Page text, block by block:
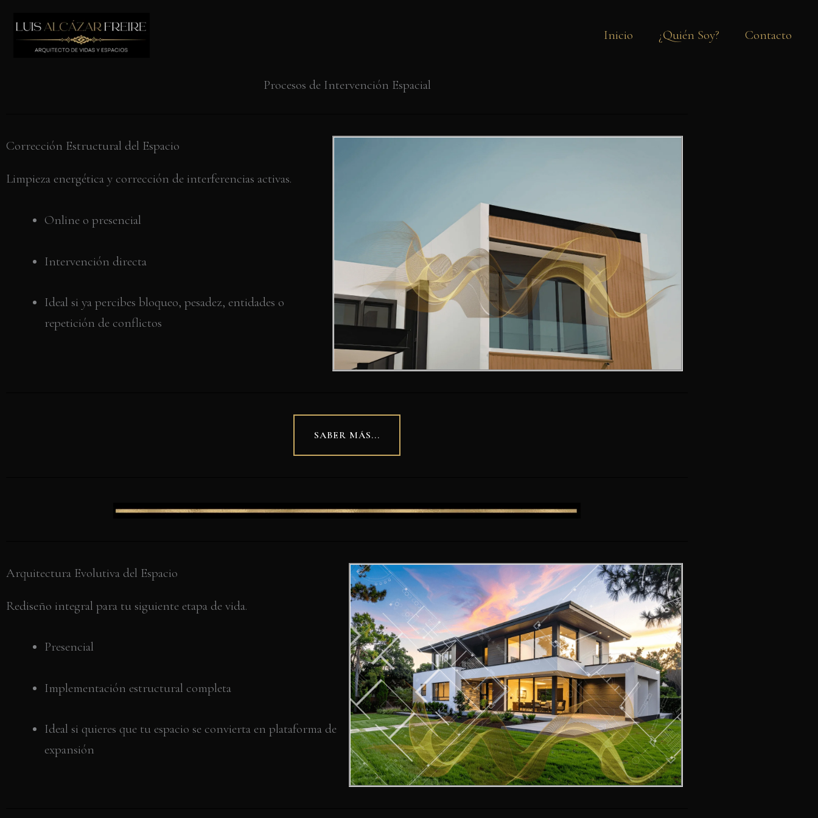
contenido
Inicio ¿Quién Soy? Contacto
Procesos de Intervención Espacial
Corrección Estructural del Espacio
Limpieza energética y corrección de interferencias activas.
Online o presencial
Intervención directa
Ideal si ya percibes bloqueo, pesadez, entidades o
repetición de conflictos
SABER MÁS...
Arquitectura Evolutiva del Espacio
Rediseño integral para tu siguiente etapa de vida.
Presencial
Implementación estructural completa
Ideal si quieres que tu espacio se convierta en plataforma de
expansión